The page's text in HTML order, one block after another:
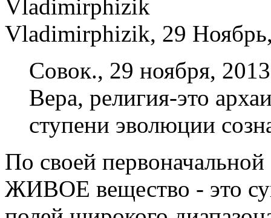
Vladimirphizik, 29
Совок., 29 ноября,
Вера, религия-это
ступени эволюции
По своей
ЖИВОЕ вещество - это